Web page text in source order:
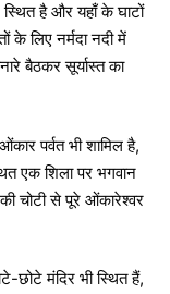
स्थित है और यहाँ के घाटों
के लिए नर्मदा नदी में
बैठकर सूर्यास्त का
पर्वत भी शामिल है,
एक शिला पर भगवान
चोटी से पूरे ओंकारेश्वर
छोटे मंदिर भी स्थित हैं,